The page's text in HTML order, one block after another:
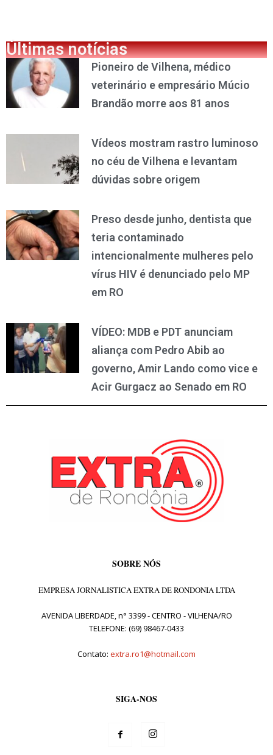
Últimas notícias
Pioneiro de Vilhena, médico
veterinário e empresário Múcio
Brandão morre aos 81 anos
Vídeos mostram rastro luminoso
no céu de Vilhena e levantam
dúvidas sobre origem
Preso desde junho, dentista que
teria contaminado
intencionalmente mulheres pelo
vírus HIV é denunciado pelo MP
em RO
VÍDEO: MDB e PDT anunciam
aliança com Pedro Abib ao
governo, Amir Lando como vice e
Acir Gurgacz ao Senado em RO
SOBRE NÓS
EMPRESA JORNALISTICA EXTRA DE RONDONIA LTDA
AVENIDA LIBERDADE, n° 3399 - CENTRO - VILHENA/RO
TELEFONE: (69) 98467-0433
Contato: extra.ro1@hotmail.com
SIGA-NOS